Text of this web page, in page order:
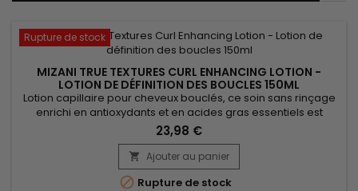
Rupture de stock
MIZANI TRUE TEXTURES CURL ENHANCING LOTION -
LOTION DE DÉFINITION DES BOUCLES 150ML
Lotion capillaire pour cheveux bouclés, ce soin sans rinçage
enrichi en antioxydants et en acides gras essentiels est
conçu pour réparer les dommages, hydrater en profondeur
et restaurer la brillance. Mizani True Textures Curl Enhancing
Lotion est parfaite pour redéfinir les boucles, et nourrir les
cheveux. Anti-frisottis, avec une texture légère et des...
23,98 €
 Ajouter au panier
 Rupture de stock